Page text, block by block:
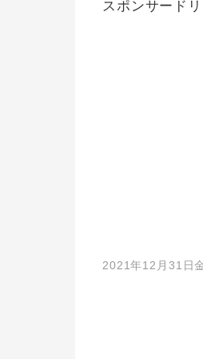
スポンサードリ
2021年12月31日